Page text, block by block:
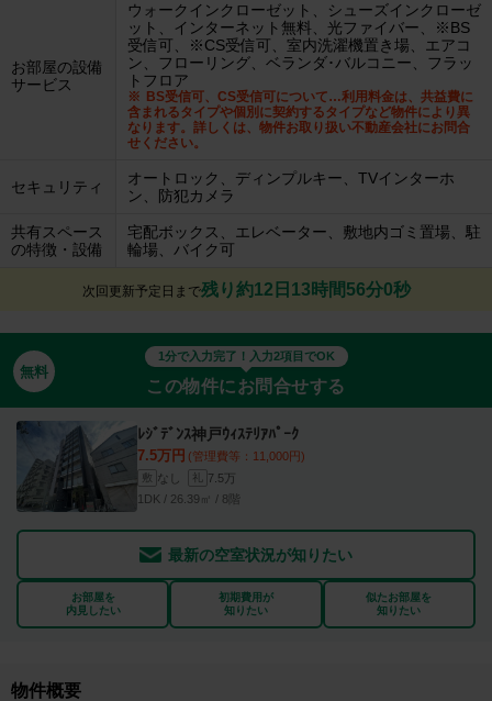
お部屋の設備
サービス
ウォークインクローゼット、シューズインクローゼ
ット、インターネット無料、光ファイバー、※BS
受信可、※CS受信可、室内洗濯機置き場、エアコ
ン、フローリング、ベランダ･バルコニー、フラッ
トフロア
BS受信可、CS受信可について…利用料金は、共益費に
含まれるタイプや個別に契約するタイプなど物件により異
なります。詳しくは、物件お取り扱い不動産会社にお問合
せください。
セキュリティ
オートロック、ディンプルキー、TVインターホ
ン、防犯カメラ
共有スペース
の特徴・設備
宅配ボックス、エレベーター、敷地内ゴミ置場、駐
輪場、バイク可
次回更新予定日まで残り約12日13時間55分59秒
無料
1分で入力完了！入力2項目でOK
この物件にお問合せする
ﾚｼﾞﾃﾞﾝｽ神戸ｳｨｽﾃﾘｱﾊﾟｰｸ
7.5万円 (管理費等：11,000円)
敷 なし 礼 7.5万
1DK / 26.39㎡ / 8階
最新の空室状況が知りたい
お部屋を
内見したい
初期費用が
知りたい
似たお部屋を
知りたい
物件概要